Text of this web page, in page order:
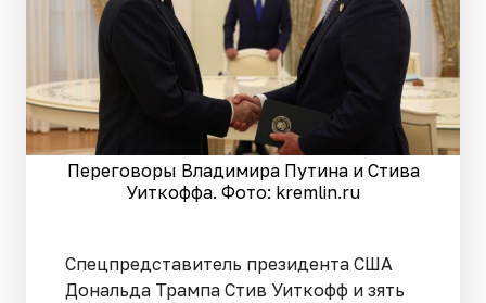
Переговоры Владимира Путина и Стива
Уиткоффа. Фото: kremlin.ru
Спецпредставитель президента США
Дональда Трампа Стив Уиткофф и зять